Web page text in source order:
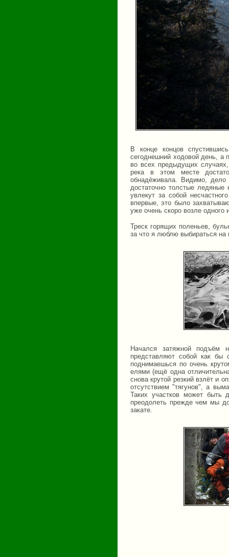
В конце концов
сегоднешний ходовой день, а
во всех предыдущих
река в этом месте
обнадёживала. Видимо, дело
достаточно толстые
увлекут за собой
впервые, это было
уже очень скоро возле
Треск горящих поленьев,
за что я люблю выбираться на
Начался затяжной подъём
представляют собой как бы
поднимаешься по очень
елями (ещё одна
снова крутой резкий взлёт и
отсутствием "тягунов", а
Таких участков может быть
преодолеть прежде чем мы
закате.